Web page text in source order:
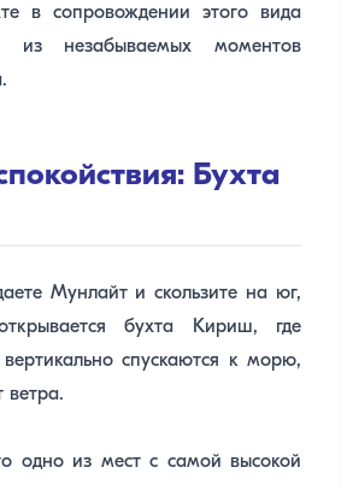
в сопровождении этого вида
из незабываемых моментов
Бухта
Мунлайт и скользите на юг,
бухта Кириш, где
спускаются к морю,
одно из мест с самой высокой